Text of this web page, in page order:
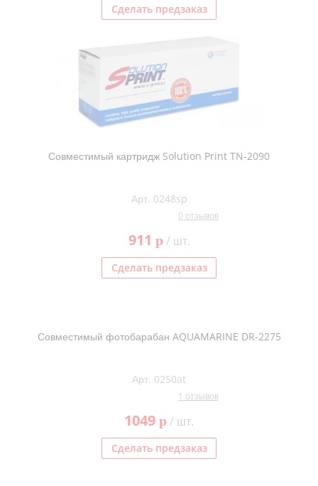
Сделать предзаказ
Совместимый картридж Solution Print TN-2090
Арт. 0248sp
0 отзывов
911 p/ шт.
Сделать предзаказ
Совместимый фотобарабан AQUAMARINE DR-2275
Арт. 0250at
1 отзывов
1049 p/ шт.
Сделать предзаказ